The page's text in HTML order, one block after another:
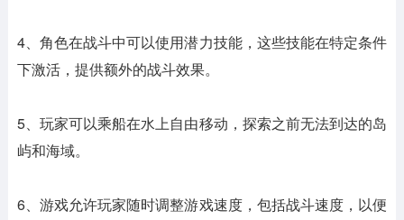
4、角色在战斗中可以使用潜力技能，这些技能在特定条件
下激活，提供额外的战斗效果。
5、玩家可以乘船在水上自由移动，探索之前无法到达的岛
屿和海域。
6、游戏允许玩家随时调整游戏速度，包括战斗速度，以便